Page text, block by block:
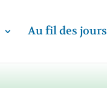
Au fil des jours